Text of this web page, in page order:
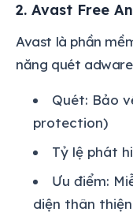
2. Avast Free
Avast là phần
năng quét
Quét: Bảo
protection)
Tỷ lệ phát
Ưu điểm:
diện thân thiện